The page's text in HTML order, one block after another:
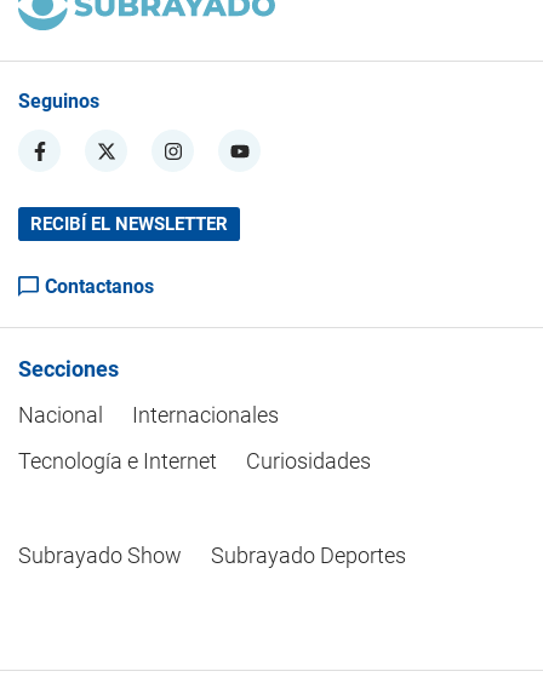
Seguinos
RECIBÍ EL NEWSLETTER
Contactanos
Secciones
Nacional
Internacionales
Tecnología e Internet
Curiosidades
Subrayado Show Subrayado Deportes